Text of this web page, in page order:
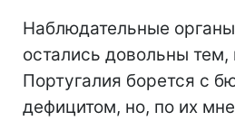
Наблюдательные
остались довольны тем,
Португалия борется с
дефицитом, но, по их